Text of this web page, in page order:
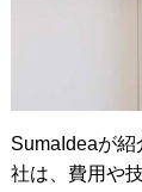
SumaIdeaが
社は、費用や